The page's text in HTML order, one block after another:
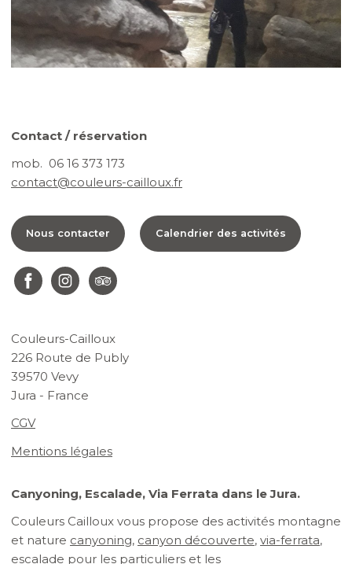
Contact / réservation
mob. 06 16 373 173
contact@couleurs-cailloux.fr
Nous contacter Calendrier des activités
Couleurs-Cailloux
226 Route de Publy
39570 Vevy
Jura - France
CGV
Mentions légales
Canyoning, Escalade, Via Ferrata dans le Jura.
Couleurs Cailloux vous propose des activités montagne
et nature canyoning, canyon découverte, via-ferrata,
escalade pour les particuliers et les